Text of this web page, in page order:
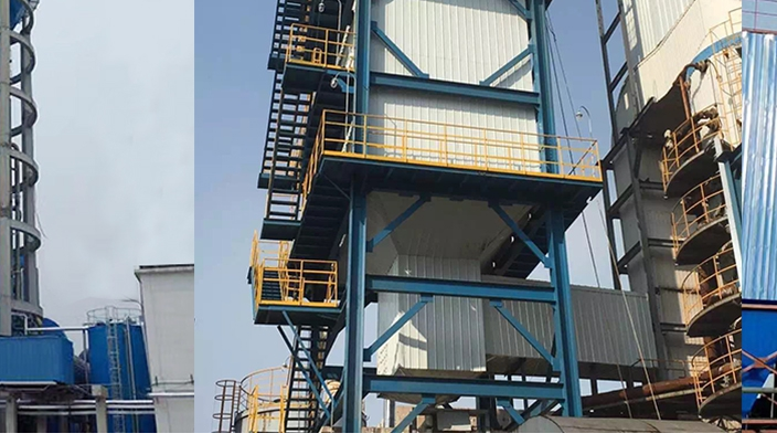
热风清扫箱
绝缘箱
玻璃钢烟道
大型玻璃钢烟囱